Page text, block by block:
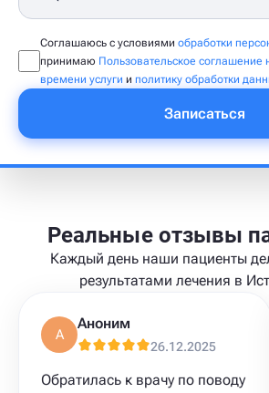
Соглашаюсь с условиями обработки
принимаю Пользовательское соглашение
времени услуги и политику обработки
Записаться
Реальные отзывы
Каждый день наши пациенты
результатами лечения в
А
Аноним
26.12.2025
Обратилась к врачу по поводу